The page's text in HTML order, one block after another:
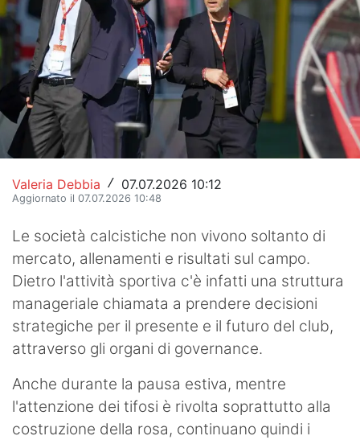
Altri sport
Hockey
Pallanuoto
Pallamano
Altre
News
Eventi
Valeria Debbia / 07.07.2026 10:12
Aggiornato il 07.07.2026 10:48
Le società calcistiche non vivono soltanto di
mercato, allenamenti e risultati sul campo.
Dietro l'attività sportiva c'è infatti una struttura
manageriale chiamata a prendere decisioni
strategiche per il presente e il futuro del club,
attraverso gli organi di governance.
Anche durante la pausa estiva, mentre
l'attenzione dei tifosi è rivolta soprattutto alla
costruzione della rosa, continuano quindi i